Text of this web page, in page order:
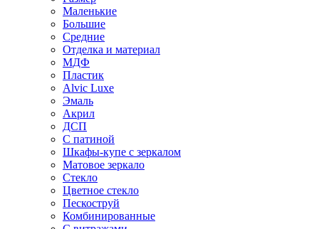
Маленькие
Большие
Средние
Отделка и материал
МДФ
Пластик
Alvic Luxe
Эмаль
Акрил
ДСП
С патиной
Шкафы-купе с зеркалом
Матовое зеркало
Стекло
Цветное стекло
Пескоструй
Комбинированные